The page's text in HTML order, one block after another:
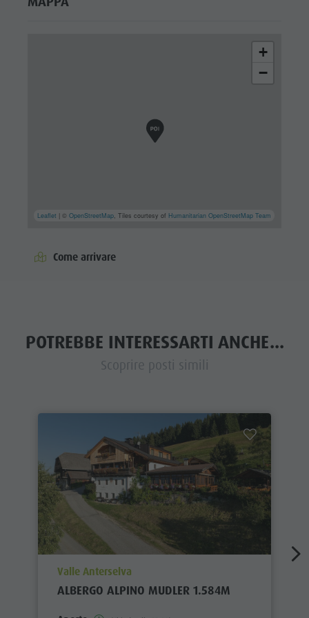
+
−
Leaflet | ©OpenStreetMap, Tiles courtesy of Humanitarian OpenStreetMap Team
Come arrivare
POTREBBE INTERESSARTI ANCHE...
Scoprire posti simili
aria.poi_location_prefix
Valle Anterselva
ALBERGO ALPINO MUDLER 1.584M